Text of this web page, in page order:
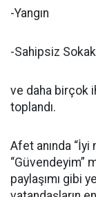
-Yangın
-Sahipsiz Sokak
ve daha birçok
toplandı.
Afet anında
“Güvendeyim”
paylaşımı gibi